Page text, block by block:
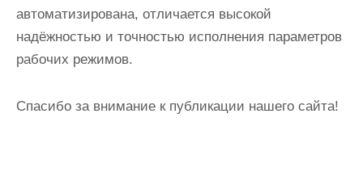
автоматизирована, отличается высокой
надёжностью и точностью исполнения параметров
рабочих режимов.
Спасибо за внимание к публикации нашего сайта!